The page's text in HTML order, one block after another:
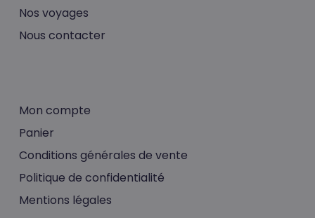
Nos voyages
Nous contacter
Mon compte
Panier
Conditions générales de vente
Politique de confidentialité
Mentions légales